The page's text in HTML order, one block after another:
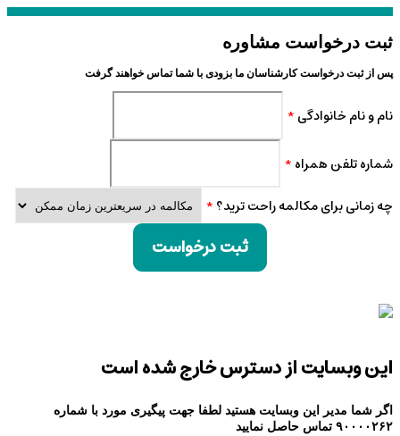
ثبت درخواست مشاوره
پس از ثبت درخواست کارشناسان ما بزودی با شما تماس خواهند گرفت
نام و نام خانوادگی *
شماره تلفن همراه *
چه زمانی برای مکالمه راحت ترید؟ *
ثبت درخواست
این وبسایت از دسترس خارج شده است
اگر شما مدیر این وبسایت هستید لطفا جهت پیگیری مورد با شماره
۹۰۰۰۰۲۶۲ تماس حاصل نمایید